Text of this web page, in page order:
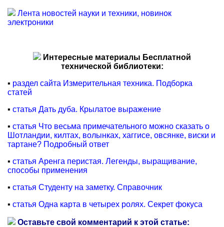
Лента новостей науки и техники, новинок
электроники
Интересные материалы Бесплатной
технической библиотеки:
▪ раздел сайта Измерительная техника. Подборка
статей
▪ статья Дать дуба. Крылатое выражение
▪ статья Что весьма примечательного можно сказать о
Шотландии, килтах, волынках, хаггисе, овсянке, виски и
тартане? Подробный ответ
▪ статья Аренга перистая. Легенды, выращивание,
способы применения
▪ статья Студенту на заметку. Справочник
▪ статья Одна карта в четырех ролях. Секрет фокуса
Оставьте свой комментарий к этой статье: